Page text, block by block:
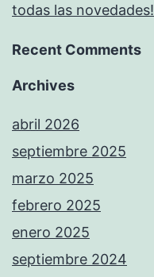
todas las novedades!
Recent Comments
Archives
abril 2026
septiembre 2025
marzo 2025
febrero 2025
enero 2025
septiembre 2024